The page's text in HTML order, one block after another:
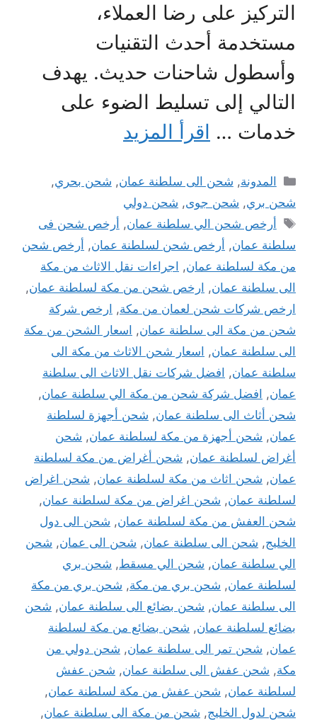
التركيز على رضا العملاء،
مستخدمة أحدث التقنيات
وأسطول شاحنات حديث. يهدف
التالي إلى تسليط الضوء على
خدمات … اقرأ المزيد
التصنيفات
المدونة, شحن الى سلطنة عمان, شحن بحري,
شحن بري, شحن جوى, شحن دولي
الوسوم
أرخص شحن الي سلطنة عمان, أرخص شحن فى
سلطنة عمان, أرخص شحن لسلطنة عمان, أرخص شحن
من مكة لسلطنة عمان, اجراءات نقل الاثاث من مكة
الى سلطنة عمان, ارخص شحن من مكة لسلطنة عمان,
ارخص شركات شحن لعمان من مكة, ارخص شركة
شحن من مكة الى سلطنة عمان, اسعار الشحن من مكة
الى سلطنة عمان, اسعار شحن الاثاث من مكة الى
سلطنة عمان, افضل شركات نقل الاثاث الى سلطنة
عمان, افضل شركة شحن من مكة الي سلطنة عمان,
شحن أثاث الى سلطنة عمان, شحن أجهزة لسلطنة
عمان, شحن أجهزة من مكة لسلطنة عمان, شحن
أغراض لسلطنة عمان, شحن أغراض من مكة لسلطنة
عمان, شحن اثاث من مكة لسلطنة عمان, شحن اغراض
لسلطنة عمان, شحن اغراض من مكة لسلطنة عمان,
شحن العفش من مكة لسلطنة عمان, شحن الى دول
الخليج, شحن الى سلطنة عمان, شحن الى عمان, شحن
الي سلطنة عمان, شحن الي مسقط, شحن بري
لسلطنة عمان, شحن بري من مكة, شحن بري من مكة
الى سلطنة عمان, شحن بضائع الى سلطنة عمان, شحن
بضائع لسلطنة عمان, شحن بضائع من مكة لسلطنة
عمان, شحن تمر الى سلطنة عمان, شحن دولي من
مكة, شحن عفش الى سلطنة عمان, شحن عفش
لسلطنة عمان, شحن عفش من مكة لسلطنة عمان,
شحن لدول الخليج, شحن من مكة الى سلطنة عمان,